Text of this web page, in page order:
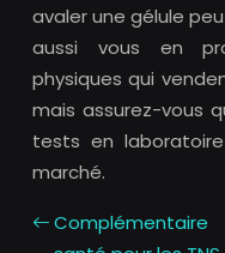
avaler une gélule
aussi vous en
physiques qui
mais assurez-vous
tests en
marché.
Complémentaire